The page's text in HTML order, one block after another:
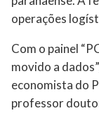
operações
Com o painel
movido a
economista do
professor